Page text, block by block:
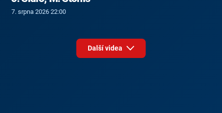
7. srpna 2026 22:00
Další videa